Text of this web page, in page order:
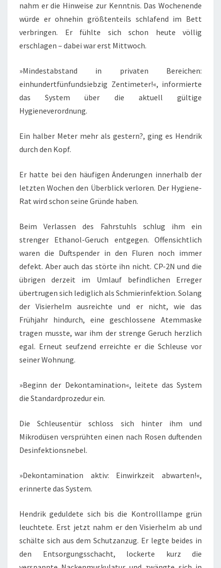
nahm er die Hinweise zur Kenntnis. Das Wochenende
würde er ohnehin größtenteils schlafend im Bett
verbringen. Er fühlte sich schon heute völlig
erschlagen – dabei war erst Mittwoch.
»Mindestabstand in privaten Bereichen:
einhundertfünfundsiebzig Zentimeter!«, informierte
das System über die aktuell gültige
Hygieneverordnung.
Ein halber Meter mehr als gestern?, ging es Hendrik
durch den Kopf.
Er hatte bei den häufigen Änderungen innerhalb der
letzten Wochen den Überblick verloren. Der Hygiene-
Rat wird schon seine Gründe haben.
Beim Verlassen des Fahrstuhls schlug ihm ein
strenger Ethanol-Geruch entgegen. Offensichtlich
waren die Duftspender in den Fluren noch immer
defekt. Aber auch das störte ihn nicht. CP-2N und die
übrigen derzeit im Umlauf befindlichen Erreger
übertrugen sich lediglich als Schmierinfektion. Solang
der Visierhelm ausreichte und er nicht, wie das
Frühjahr hindurch, eine geschlossene Atemmaske
tragen musste, war ihm der strenge Geruch herzlich
egal. Erneut seufzend erreichte er die Schleuse vor
seiner Wohnung.
»Beginn der Dekontamination«, leitete das System
die Standardprozedur ein.
Die Schleusentür schloss sich hinter ihm und
Mikrodüsen versprühten einen nach Rosen duftenden
Desinfektionsnebel.
»Dekontamination aktiv: Einwirkzeit abwarten!«,
erinnerte das System.
Hendrik geduldete sich bis die Kontrolllampe grün
leuchtete. Erst jetzt nahm er den Visierhelm ab und
schälte sich aus dem Schutzanzug. Er legte beides in
den Entsorgungsschacht, lockerte kurz die